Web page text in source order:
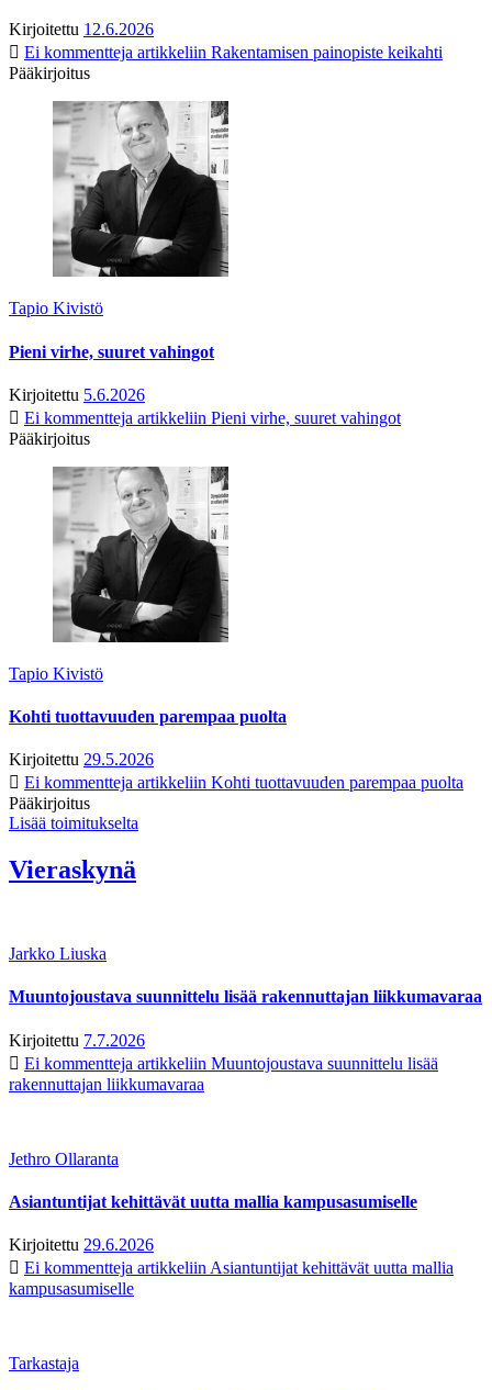
Kirjoitettu 12.6.2026
Ei kommentteja artikkeliin Rakentamisen painopiste keikahti
Pääkirjoitus
Tapio Kivistö
Pieni virhe, suuret vahingot
Kirjoitettu 5.6.2026
Ei kommentteja artikkeliin Pieni virhe, suuret vahingot
Pääkirjoitus
Tapio Kivistö
Kohti tuottavuuden parempaa puolta
Kirjoitettu 29.5.2026
Ei kommentteja artikkeliin Kohti tuottavuuden parempaa puolta
Pääkirjoitus
Lisää toimitukselta
Vieraskynä
Jarkko Liuska
Muuntojoustava suunnittelu lisää rakennuttajan liikkumavaraa
Kirjoitettu 7.7.2026
Ei kommentteja artikkeliin Muuntojoustava suunnittelu lisää
rakennuttajan liikkumavaraa
Jethro Ollaranta
Asiantuntijat kehittävät uutta mallia kampusasumiselle
Kirjoitettu 29.6.2026
Ei kommentteja artikkeliin Asiantuntijat kehittävät uutta mallia
kampusasumiselle
Tarkastaja